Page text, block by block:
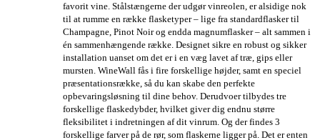
favorit vine. Stålstængerne der udgør vinreolen, er alsidige nok
til at rumme en række flasketyper – lige fra standardflasker til
Champagne, Pinot Noir og endda magnumflasker – alt sammen i
én sammenhængende række. Designet sikre en robust og sikker
installation uanset om det er i en væg lavet af træ, gips eller
mursten. WineWall fås i fire forskellige højder, samt en speciel
præsentationsrække, så du kan skabe den perfekte
opbevaringsløsning til dine behov. Derudvoer tilbydes tre
forskellige flaskedybder, hvilket giver dig endnu større
fleksibilitet i indretningen af dit vinrum. Og der findes 3
forskellige farver på de rør, som flaskerne ligger på. Det er enten